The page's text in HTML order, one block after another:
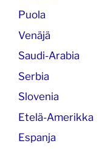
Puola
Venäjä
Saudi-Arabia
Serbia
Slovenia
Etelä-Amerikka
Espanja